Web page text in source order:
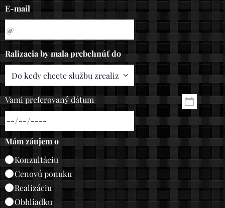
E-mail
Ralizacia by mala prebehnúť do
Vami preferovaný dátum
Mám záujem o
Konzultáciu
Cenovú ponuku
Realizáciu
Obhliadku